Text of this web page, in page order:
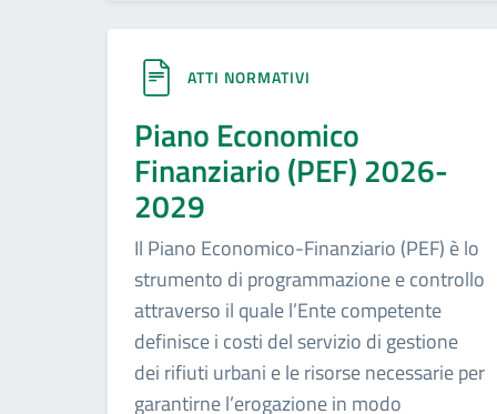
ATTI NORMATIVI
Piano Economico
Finanziario (PEF) 2026-
2029
Il Piano Economico-Finanziario (PEF) è lo
strumento di programmazione e controllo
attraverso il quale l’Ente competente
definisce i costi del servizio di gestione
dei rifiuti urbani e le risorse necessarie per
garantirne l’erogazione in modo